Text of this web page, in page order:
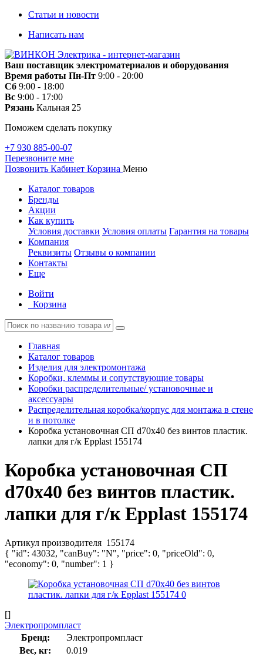
Статьи и новости
Написать нам
Ваш поставщик электроматериалов и оборудования
Время работы Пн-Пт 9:00 - 20:00
Сб 9:00 - 18:00
Вс 9:00 - 17:00
Рязань Кальная 25
Поможем сделать покупку
+7 930 885-00-07
Перезвоните мне
Позвонить Кабинет Корзина Меню
Каталог товаров
Бренды
Акции
Как купить
Условия доставки Условия оплаты Гарантия на товары
Компания
Реквизиты Отзывы о компании
Контакты
Еще
Войти
Корзина
Главная
Каталог товаров
Изделия для электромонтажа
Коробки, клеммы и сопутствующие товары
Коробки распределительные/ установочные и
аксессуары
Распределительная коробка/корпус для монтажа в стене
и в потолке
Коробка установочная СП d70х40 без винтов пластик.
лапки для г/к Epplast 155174
Коробка установочная СП
d70х40 без винтов пластик.
лапки для г/к Epplast 155174
Артикул производителя 155174
{ "id": 43032, "canBuy": "N", "price": 0, "priceOld": 0,
"economy": 0, "number": 1 }
[]
Электропромпласт
Бренд:
Электропромпласт
Вес, кг:
0.019